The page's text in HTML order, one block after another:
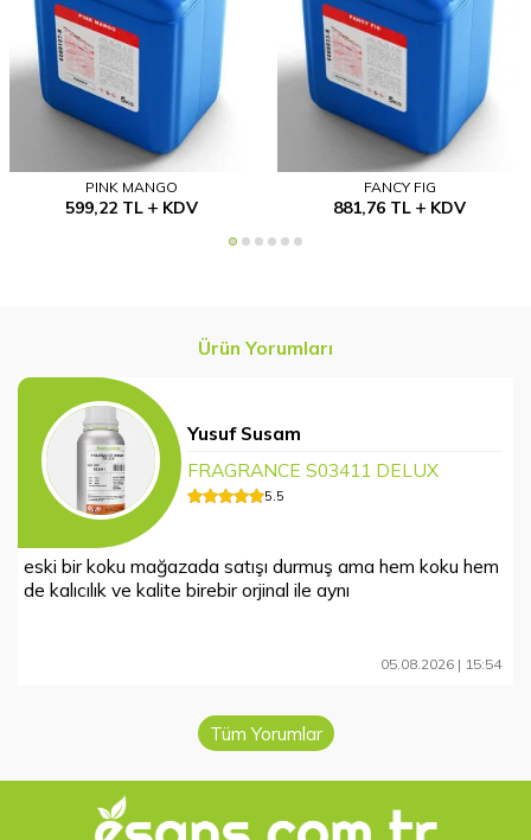
PINK MANGO
599,22TL KDV
FANCY FIG
881,76 TL KDV
Ürün Yorumları
Yusuf Susam
FRAGRANCE S03411 DELUX
5 .5
eski bir koku mağazada satışı durmuş ama hem koku hem
de kalıcılık ve kalite birebir orjinal ile aynı
05.08.2026 | 15:54
Tüm Yorumlar